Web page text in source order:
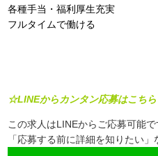
各種手当・福利厚生充実
フルタイムで働ける
☆LINEからカンタン応募はこち
この求人はLINEからご応募可能で
「応募する前に詳細を知りたい」